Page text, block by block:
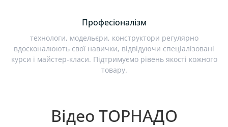
Професіоналізм
технологи, модельєри, конструктори регулярно
вдосконалюють свої навички, відвідуючи спеціалізовані
курси і майстер-класи. Підтримуємо рівень якості кожного
товару.
Вiдео ТОРНАДО